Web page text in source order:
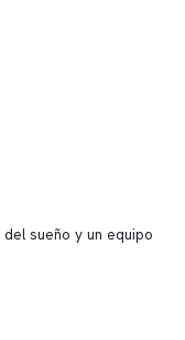
sueño y un equipo